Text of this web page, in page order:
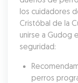
los cuidadores
Cristóbal de la
unirse a Gudog
seguridad:
perros